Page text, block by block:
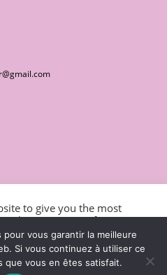
S’ouvre
générales de vente
confidentialité
Livraisons
données personnelles
Theme by Lili coton
to give you the most
your preferences
“Accept”, you consent to the
vous garantir la meilleure
Si vous continuez à utiliser ce
que vous en êtes satisfait.